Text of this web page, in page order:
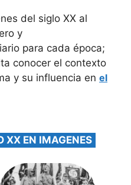
del siglo XX al
y
para cada época;
conocer el contexto
y su influencia en el
XX EN IMAGENES